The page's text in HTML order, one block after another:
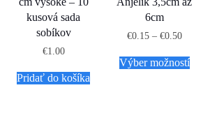
kusová sada
sobíkov
€1.00
Pridať do košíka
6cm
€0.15– €0.50
Výber možností